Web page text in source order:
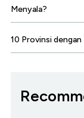
Menyala?
10 Provinsi